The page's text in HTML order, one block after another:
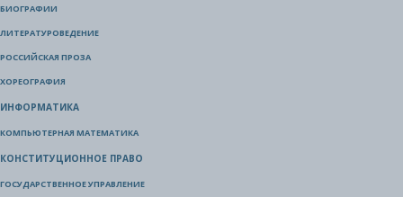
БИОГРАФИИ
ЛИТЕРАТУРОВЕДЕНИЕ
РОССИЙСКАЯ ПРОЗА
ХОРЕОГРАФИЯ
ИНФОРМАТИКА
КОМПЬЮТЕРНАЯ МАТЕМАТИКА
КОНСТИТУЦИОННОЕ ПРАВО
ГОСУДАРСТВЕННОЕ УПРАВЛЕНИЕ